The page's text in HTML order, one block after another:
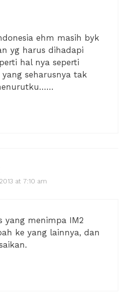
ehm masih byk
yg harus dihadapi
hal nya seperti
yang seharusnya tak
at 7:10 am
yang menimpa IM2
ke yang lainnya, dan